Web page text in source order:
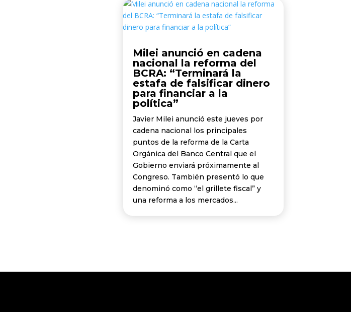
Milei anunció en cadena
nacional la reforma del
BCRA: “Terminará la
estafa de falsificar dinero
para financiar a la
política”
Javier Milei anunció este jueves por
cadena nacional los principales
puntos de la reforma de la Carta
Orgánica del Banco Central que el
Gobierno enviará próximamente al
Congreso. También presentó lo que
denominó como “el grillete fiscal” y
una reforma a los mercados...